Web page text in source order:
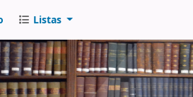
Listas